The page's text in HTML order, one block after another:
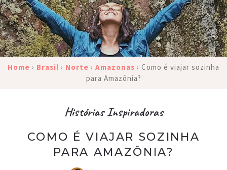
Home › Brasil › Norte › Amazonas › Como é viajar sozinha
para Amazônia?
Histórias Inspiradoras
COMO É VIAJAR SOZINHA
PARA AMAZÔNIA?